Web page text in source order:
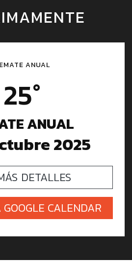
ANUAL
25°
ANUAL
2025
DETALLES
CALENDAR